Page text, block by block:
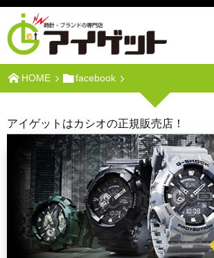
HOME facebook
アイゲットはカシオの正規販売店！